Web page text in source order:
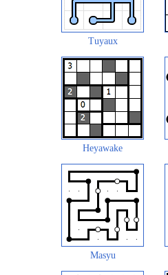
Tuyaux
Heyawake
Masyu